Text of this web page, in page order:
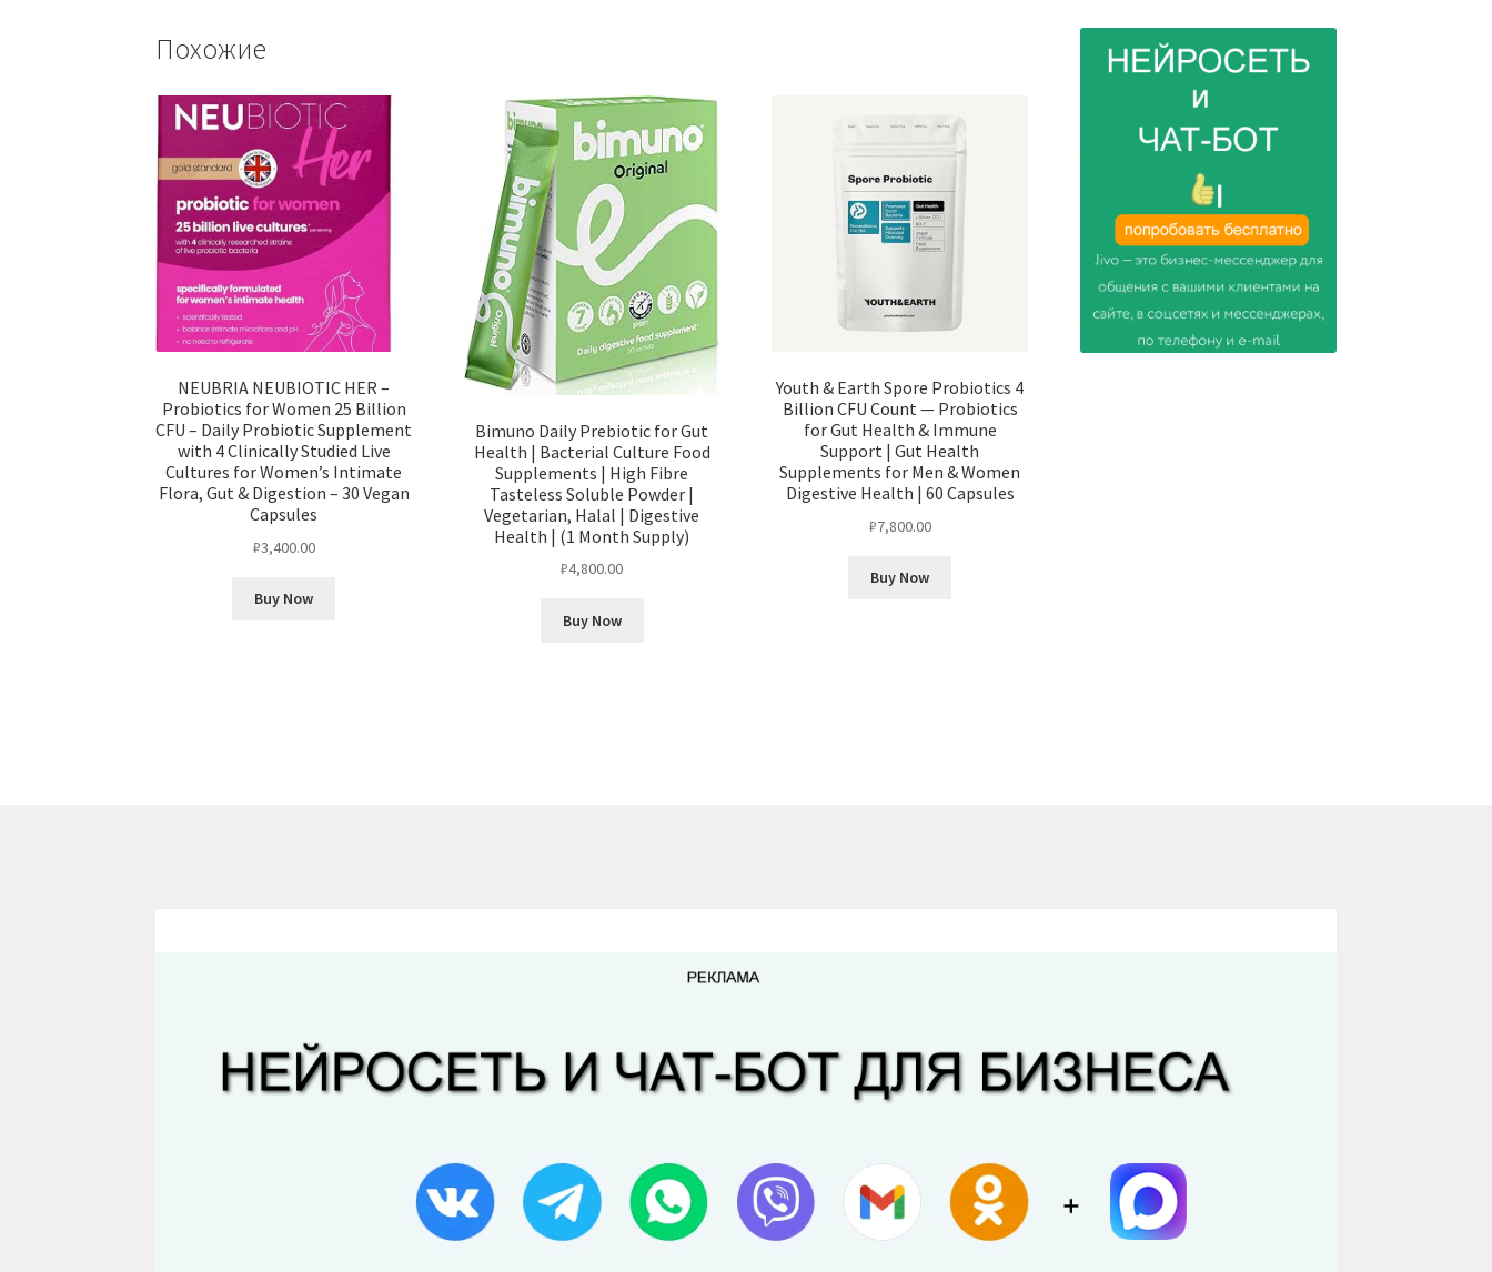
Похожие
NEUBRIA NEUBIOTIC HER –
Probiotics for Women 25 Billion
CFU – Daily Probiotic Supplement
with 4 Clinically Studied Live
Cultures for Women’s Intimate
Flora, Gut & Digestion – 30 Vegan
Capsules
₽3,400.00
Buy Now
Bimuno Daily Prebiotic for Gut
Health | Bacterial Culture Food
Supplements | High Fibre
Tasteless Soluble Powder |
Vegetarian, Halal | Digestive
Health | (1 Month Supply)
₽4,800.00
Buy Now
Youth & Earth Spore Probiotics 4
Billion CFU Count — Probiotics
for Gut Health & Immune
Support | Gut Health
Supplements for Men & Women
Digestive Health | 60 Capsules
₽7,800.00
Buy Now